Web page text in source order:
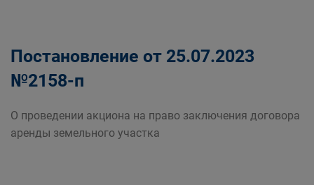
Постановление от 25.07.2023
№2158-п
О проведении акциона на право заключения договора
аренды земельного участка